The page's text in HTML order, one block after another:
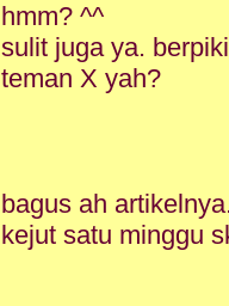
hmm? ^^
sulit juga ya.
teman X yah?
bagus ah
kejut satu minggu